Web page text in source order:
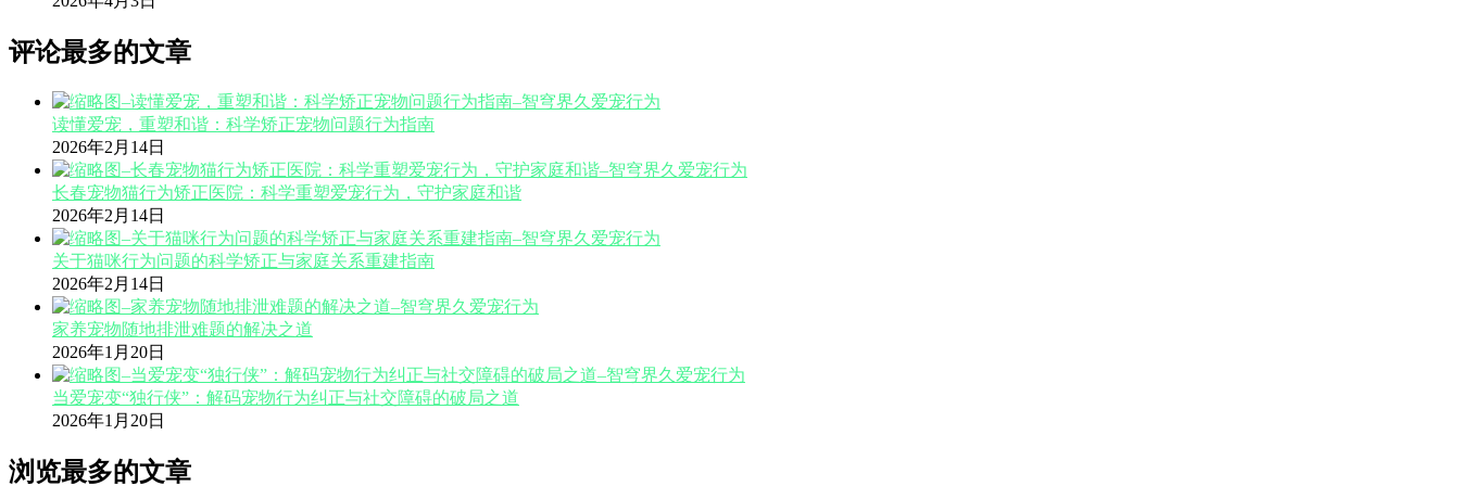
评论最多的文章
读懂爱宠，重塑和谐：科学矫正宠物问题行为指南
2026年2月14日
长春宠物猫行为矫正医院：科学重塑爱宠行为，守护家庭和谐
2026年2月14日
关于猫咪行为问题的科学矫正与家庭关系重建指南
2026年2月14日
家养宠物随地排泄难题的解决之道
2026年1月20日
当爱宠变“独行侠”：解码宠物行为纠正与社交障碍的破局之道
2026年1月20日
浏览最多的文章